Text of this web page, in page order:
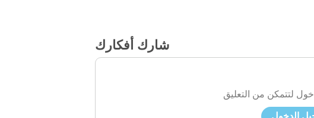
شارك أفكارك
لتتمكن من التعليق
الدخول